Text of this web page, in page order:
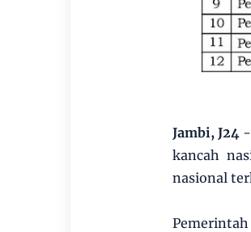
Jambi, J24
kancah
nasional